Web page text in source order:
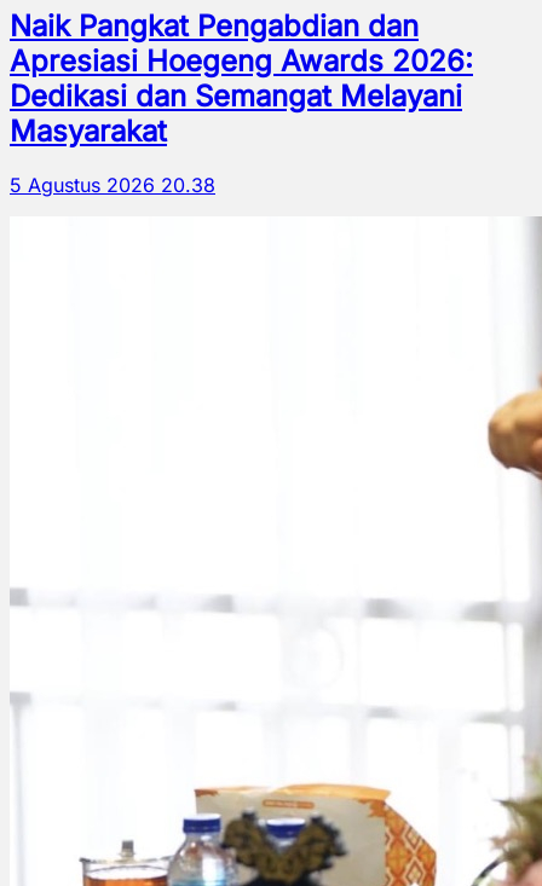
Naik Pangkat Pengabdian dan
Apresiasi Hoegeng Awards 2026:
Dedikasi dan Semangat Melayani
Masyarakat
5 Agustus 2026 20.38